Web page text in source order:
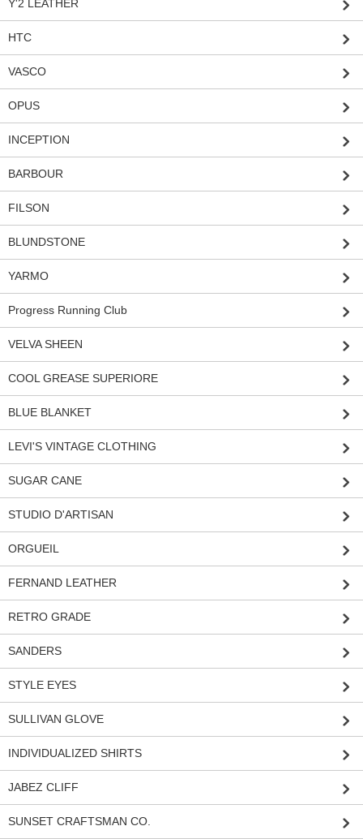
Y'2 LEATHER
HTC
VASCO
OPUS
INCEPTION
BARBOUR
FILSON
BLUNDSTONE
YARMO
Progress Running Club
VELVA SHEEN
COOL GREASE SUPERIORE
BLUE BLANKET
LEVI'S VINTAGE CLOTHING
SUGAR CANE
STUDIO D'ARTISAN
ORGUEIL
FERNAND LEATHER
RETRO GRADE
SANDERS
STYLE EYES
SULLIVAN GLOVE
INDIVIDUALIZED SHIRTS
JABEZ CLIFF
SUNSET CRAFTSMAN CO.